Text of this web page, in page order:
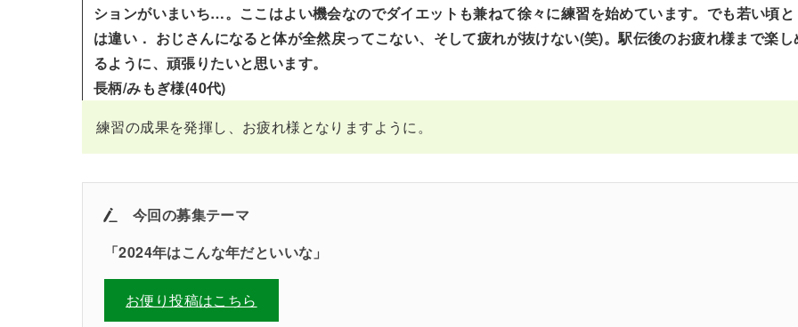
ションがいまいち…。ここはよい機会なのでダイエットも兼ねて徐々に練習を始めています。でも若い頃と
は違い． おじさんになると体が全然戻ってこない、そして疲れが抜けない(笑)。駅伝後のお疲れ様まで楽し
るように、頑張りたいと思います。
長柄/みもぎ様(40代)
練習の成果を発揮し、お疲れ様となりますように。
今回の募集テーマ
「2024年はこんな年だといいな」
お便り投稿はこちら